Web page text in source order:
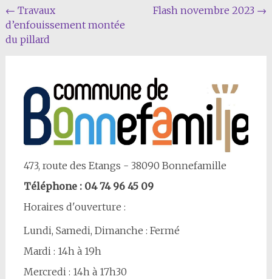
Navigation
Article
← Travaux
d’enfouissement montée
du pillard
Flash novembre 2023 →
473, route des Etangs - 38090 Bonnefamille
Téléphone : 04 74 96 45 09
Horaires d'ouverture :
Lundi, Samedi, Dimanche : Fermé
Mardi : 14h à 19h
Mercredi : 14h à 17h30